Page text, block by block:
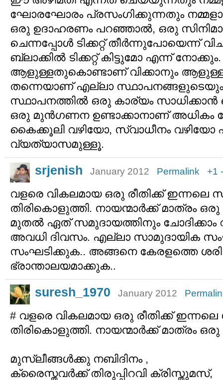
ഘോരഘോരം പ്രസംഗിക്കുന്നതും
ഒരു ഉദാഹരണം പറഞ്ഞാല്‍, ഒരു സിനിമാ
ചെന്നപ്പോള്‍ ടിക്കറ്റ് തീര്‍ന്നുപോയെന്ന്
ബ്ലാക്കില്‍ ടിക്കറ്റ് കിട്ടുമോ എന്ന്
ആളുള്ളതുകൊണ്ടാണ് വിക്കാനും
തന്നെയാണ് എല്ലാ സ്ഥാ‍പനങ്ങളുടെയും
സ്ഥാപനത്തില്‍ ഒരു കാര്യം
ഒരു മുന്‍‌ഗണന ഉണ്ടാക്കാനാണ് അധികം
കൈക്കൂലി വഴിയോ, സ്വാധീനം വഴിയോ
വ്യത്യാസമുള്ളൂ.
srjenish January 2012 Permalink +1
വളരെ വികലമായ ഒരു രീതിക്ക് ഇന്നലെ
തിരികൊളുത്തി. നായന്മാര്‍ക്ക് മാത്രം
മുതല്‍ ഏത് സമുദായത്തിനും ചോദിക്കാം
അവധി ദിവസം. എല്ലാ സാമുദായിക
സംഘടിക്കുക.. അങ്ങനെ കേരളത്തെ
ഭ്രാന്താലയമാക്കുക..
suresh_1970 January 2012
# വളരെ വികലമായ ഒരു രീതിക്ക് ഇന്നലെ
തിരികൊളുത്തി. നായന്മാര്‍ക്ക് മാത്രം
മുസ്ലീങ്ങള്‍ക്കു നബിദിനം ,
ക്രൈസ്തവര്‍ക്ക് തിരുപ്പിറവി ക്രിസ്തുമസ്,